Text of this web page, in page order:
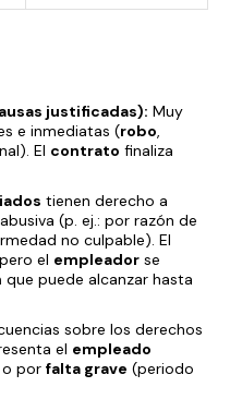
justificadas): Muy
e inmediatas (robo,
El contrato finaliza
tienen derecho a
(p. ej.: por razón de
no culpable). El
el empleador se
que puede alcanzar hasta
sobre los derechos
el empleado
o por falta grave (periodo